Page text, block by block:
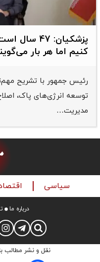
پزشکیان:
کنیم اما هر بار
رئیس جمهور با تشریح
توسعه انرژی‌های پاک،
مدیریت…
سیاسی
درباره ما
نقل و نشر مطالب